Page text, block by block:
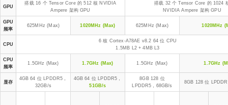
GPU
搭载 16 个 Tensor Core 的 512 核 NVIDIA
Ampere 架构 GPU
搭载 32 个 Tensor Core 的 1024
NVIDIA Ampere 架构 GPU
GPU
频率
625MHz (Max) 1020MHz (Max) 625MHz (Max) 1020MHz
CPU
6 核 Cortex-A78AE v8.2 64 位 CPU
1.5MB L2 + 4MB L3
CPU
频率
1.5GHz (Max) 1.7GHz (Max) 1.5GHz (Max) 1.7GHz
显存
4GB 64 位 LPDDR5，
32GB/s
4GB 64 位 LPDDR5，
51GB/s
8GB 128 位
LPDDR5，68GB/s
8GB 128 位